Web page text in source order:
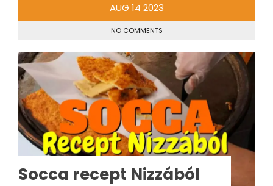
AUG 14 2023
NO COMMENTS
Socca recept Nizzából